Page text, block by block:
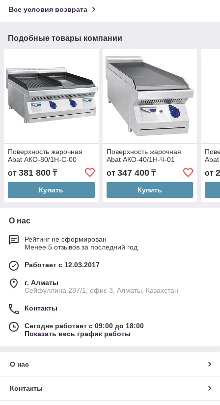
Все условия возврата
Подобные товары компании
Поверхность жарочная
Abat АКО-80/1Н-С-00
от 381 800 ₸
Купить
Поверхность жарочная
Abat АКО-40/1Н-Ч-01
от 347 400₸
Купить
от
О нас
Рейтинг не сформирован
Менее 5 отзывов за последний год
Работает с 12.03.2017
г. Алматы
Сейфуллина 287/1, офис 3, Алматы, Казахстан
Контакты
Сегодня работает с 09:00 до 18:00
Показать весь график работы
О нас
Контакты